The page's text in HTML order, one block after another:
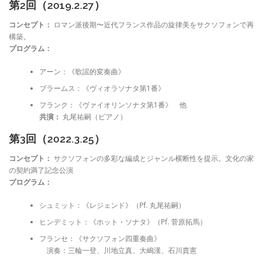
第2回（2019.2.27）
コンセプト： ロマン派後期〜近代フランス作品の旋律美をサクソフォンで再
構築。
プログラム：
アーン：《歌謡的変奏曲》
ブラームス：《ヴィオラソナタ第1番》
フランク：《ヴァイオリンソナタ第1番》 他
共演： 丸尾祐嗣（ピアノ）
第3回（2022.3.25）
コンセプト： サクソフォンの多彩な編成とジャンル横断性を提示。文化の家
の契約満了記念公演
プログラム：
シュミット：《レジェンド》（Pf. 丸尾祐嗣）
ヒンデミット：《ホット・ソナタ》（Pf. 菅原拓馬）
フランセ：《サクソフォン四重奏曲》
演奏：三輪一登、川地立真、大嶋漢、石川貴憲